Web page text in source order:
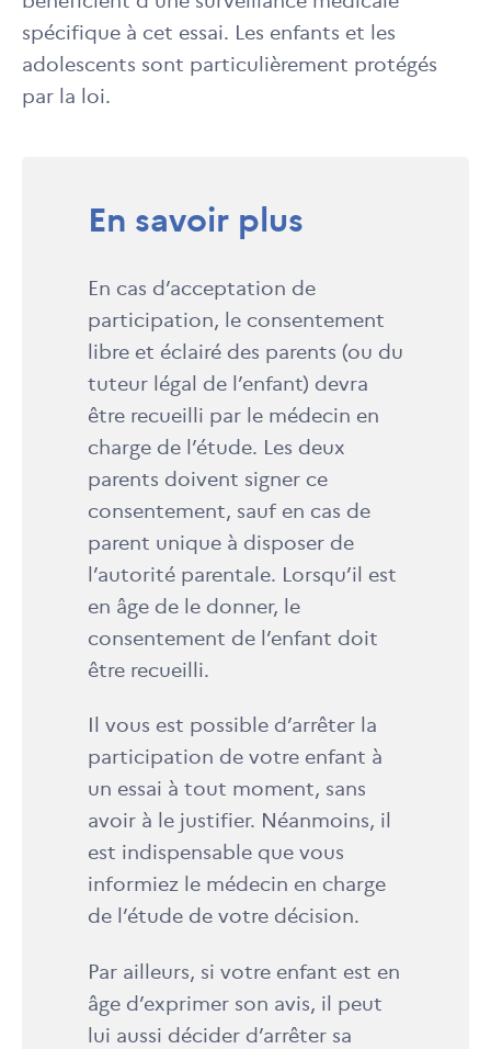
spécifique à cet essai. Les enfants et les
adolescents sont particulièrement protégés
par la loi.
En savoir plus
En cas d’acceptation de
participation, le consentement
libre et éclairé des parents (ou du
tuteur légal de l’enfant) devra
être recueilli par le médecin en
charge de l’étude. Les deux
parents doivent signer ce
consentement, sauf en cas de
parent unique à disposer de
l’autorité parentale. Lorsqu’il est
en âge de le donner, le
consentement de l’enfant doit
être recueilli.
Il vous est possible d’arrêter la
participation de votre enfant à
un essai à tout moment, sans
avoir à le justifier. Néanmoins, il
est indispensable que vous
informiez le médecin en charge
de l’étude de votre décision.
Par ailleurs, si votre enfant est en
âge d’exprimer son avis, il peut
lui aussi décider d’arrêter sa